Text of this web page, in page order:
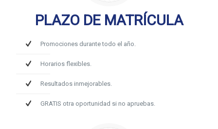
PLAZO DE MATRÍCULA
Promociones durante todo el año.
Horarios flexibles.
Resultados inmejorables.
GRATIS otra oportunidad si no apruebas.